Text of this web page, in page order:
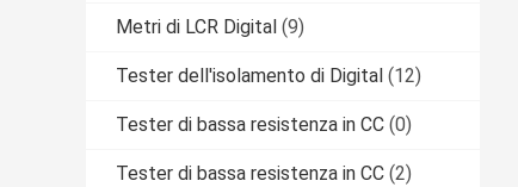
Metri di LCR Digital (9)
Tester dell'isolamento di Digital (12)
Tester di bassa resistenza in CC (0)
Tester di bassa resistenza in CC (2)